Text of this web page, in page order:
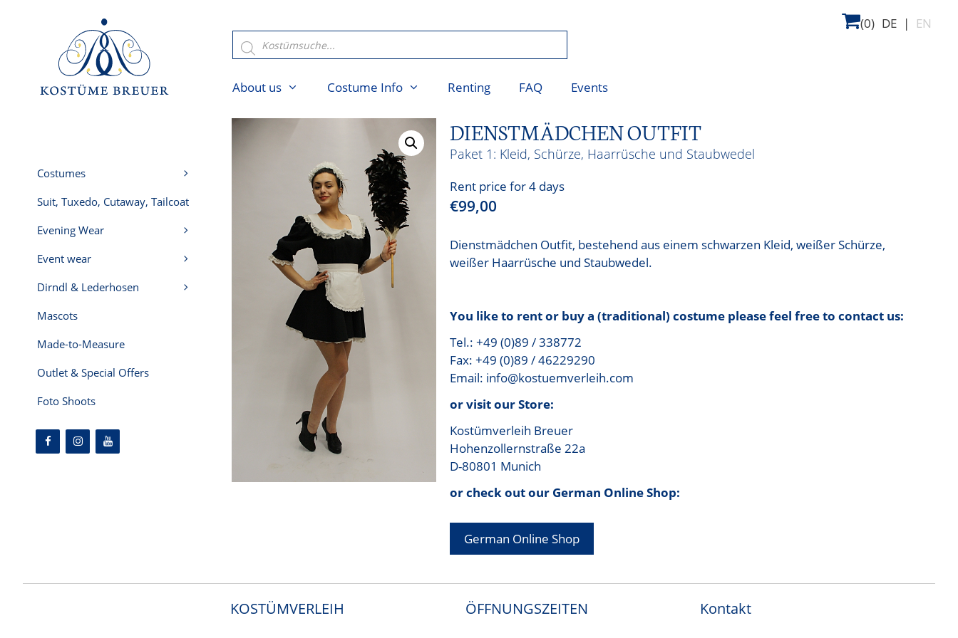
Products
search
(0) DE | EN
About us Costume Info Renting FAQ Events
DIENSTMÄDCHEN OUTFIT
Kleid, Schürze, Haarrüsche und Staubwedel
Rent price for 4 days
€99,00
Dienstmädchen Outfit, bestehend aus einem schwarzen Kleid, weißer Schürze,
weißer Haarrüsche und Staubwedel.
You like to rent or buy a (traditional) costume please feel free to contact us:
Tel.: +49 (0)89 / 338772
Fax: +49 (0)89 / 46229290
Email: info@kostuemverleih.com
or visit our Store:
Kostümverleih Breuer
Hohenzollernstraße 22a
D-80801 Munich
or check out our German Online Shop:
German Online Shop
Costumes
Suit, Tuxedo, Cutaway, Tailcoat
Evening Wear
Event wear
Dirndl & Lederhosen
Mascots
Made-to-Measure
Outlet & Special Offers
Foto Shoots
KOSTÜMVERLEIH ÖFFNUNGSZEITEN Kontakt